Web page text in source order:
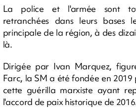
La police et l'armée sont
retranchées dans leurs
principale de la région, à des
là.
Dirigée par Ivan Marquez,
Farc, la SM a été fondée en
cette guérilla marxiste ayant
l'accord de paix historique de